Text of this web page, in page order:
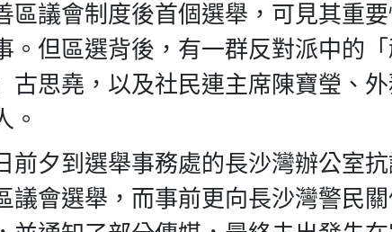
區議會制度後首個選舉，可見其重
。但區選背後，有一群反對派中的
古思堯，以及社民連主席陳寶瑩、外
。
前夕到選舉事務處的長沙灣辦公室
議會選舉，而事前更向長沙灣警民